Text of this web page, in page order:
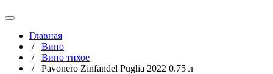
Главная
/ Вино
/ Вино тихое
/ Pavonero Zinfandel Puglia 2022 0.75 л